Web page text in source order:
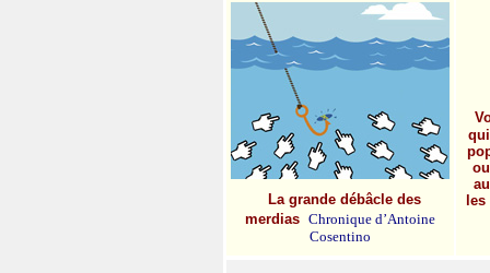
La grande débâcle des
merdias Chronique d’Antoine
Cosentino